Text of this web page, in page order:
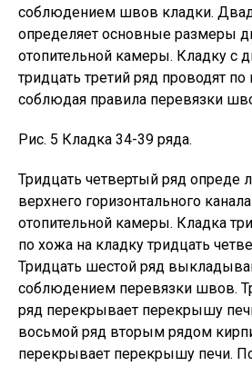
соблюдением швов кладки.
определяет основные размеры
отопительной камеры. Кладку с
тридцать третий ряд проводят
соблюдая правила перевязки
Рис. 5 Кладка 34-39 ряда.
Тридцать четвертый ряд опреде
верхнего горизонтального
отопительной камеры. Кладка
по хожа на кладку тридцать
Тридцать шестой ряд
соблюдением перевязки швов.
ряд перекрывает перекрышу
восьмой ряд вторым рядом
перекрывает перекрышу печи.